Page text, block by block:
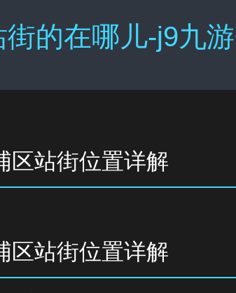
的在哪儿-j9九
区站街位置详解
区站街位置详解